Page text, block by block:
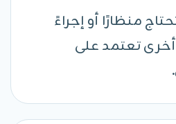
منظارًا أو إجراءً
تعتمد على